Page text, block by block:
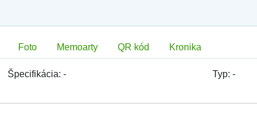
hrobového miesta.
na mape virtuálny kahan, sviečku, alebo
(memoarty). Ak nemáte možnosť prísť
zo spôsobov ako si spomenúť na svojho
Foto Memoarty QR kód Kronika
Špecifikácia:- Typ: -